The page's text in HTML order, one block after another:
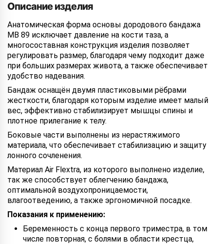
Описание изделия
Анатомическая форма основы дородового бандажа
MB 89 исключает давление на кости таза, а
многосоставная конструкция изделия позволяет
регулировать размер, благодаря чему подходит даже
при больших размерах живота, а также обеспечивает
удобство надевания.
Бандаж оснащён двумя пластиковыми рёбрами
жесткости, благодаря которым изделие имеет малый
вес, эффективно стабилизирует мышцы спины и
плотное прилегание к телу.
Боковые части выполнены из нерастяжимого
материала, что обеспечивает стабилизацию и защиту
лонного сочленения.
Материал Air Flextra, из которого выполнено изделие,
так же способствует облегчению бандажа,
оптимальной воздухопроницаемости,
влагоотведению, а также эргономичной посадке.
Показания к применению:
Беременность с конца первого триместра, в том
числе повторная, с болями в области крестца,